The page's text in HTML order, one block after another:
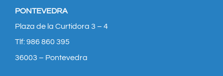
PONTEVEDRA
Plaza de la Curtidora 3 – 4
Tlf: 986 860 395
36003 – Pontevedra